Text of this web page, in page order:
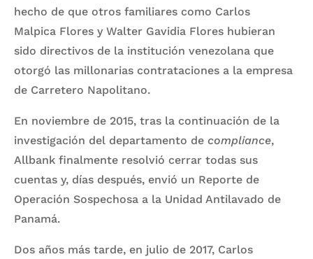
hecho de que otros familiares como Carlos
Malpica Flores y Walter Gavidia Flores hubieran
sido directivos de la institución venezolana que
otorgó las millonarias contrataciones a la empresa
de Carretero Napolitano.
En noviembre de 2015, tras la continuación de la
investigación del departamento de compliance,
Allbank finalmente resolvió cerrar todas sus
cuentas y, días después, envió un Reporte de
Operación Sospechosa a la Unidad Antilavado de
Panamá.
Dos años más tarde, en julio de 2017, Carlos